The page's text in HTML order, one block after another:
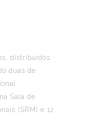
distribuídos
duas de
Sala de
(SRM) e 12